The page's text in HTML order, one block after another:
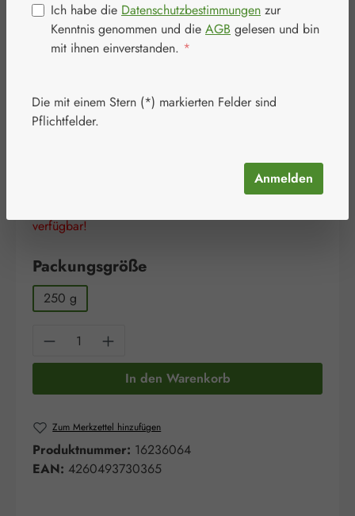
Regulärer Preis:
17,80 €
verfügbar!
Packungsgrößeauswählen
250 g
Produkt Anzahl: Gib den gewünschten
In den Warenkorb
Zum Merkzettel hinzufügen
Produktnummer: 16236064
EAN: 4260493730365
Ich habe die Datenschutzbestimmungen zur
Kenntnis genommen und die AGB gelesen und bin
mit ihnen einverstanden. *
Die mit einem Stern (*) markierten Felder sind
Pflichtfelder.
Anmelden